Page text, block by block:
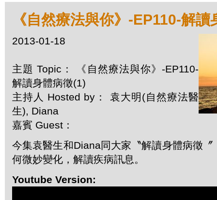
《自然療法與你》-EP110-解
2013-01-18
主題 Topic： 《自然療法與你》-EP110-
解讀身體病徵(1)
主持人 Hosted by： 袁大明(自然療法醫
生), Diana
嘉賓 Guest：
今集袁醫生和Diana同大家〝解讀身體病徵
何微妙變化，解讀疾病訊息。
Youtube Version: